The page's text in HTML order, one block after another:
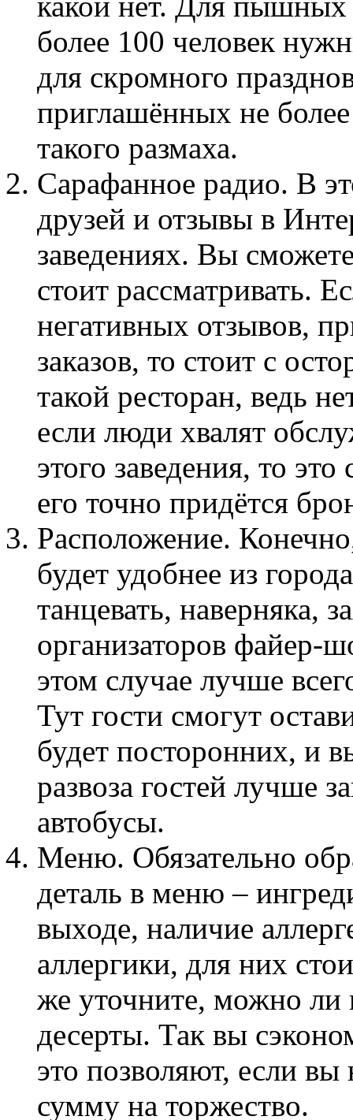
более 100 человек
для скромного
приглашённых не
такого размаха.
Сарафанное радио. В
друзей и отзывы в
заведениях. Вы
стоит рассматривать.
негативных отзывов,
заказов, то стоит с
такой ресторан, ведь
если люди хвалят
этого заведения, то
его точно придётся
Расположение.
будет удобнее из
танцевать, наверняка,
организаторов файер-
этом случае лучше
Тут гости смогут
будет посторонних, и
развоза гостей лучше
автобусы.
Меню. Обязательно
деталь в меню –
выходе, наличие
аллергики, для них
же уточните, можно ли
десерты. Так вы
это позволяют, если
сумму на торжество.